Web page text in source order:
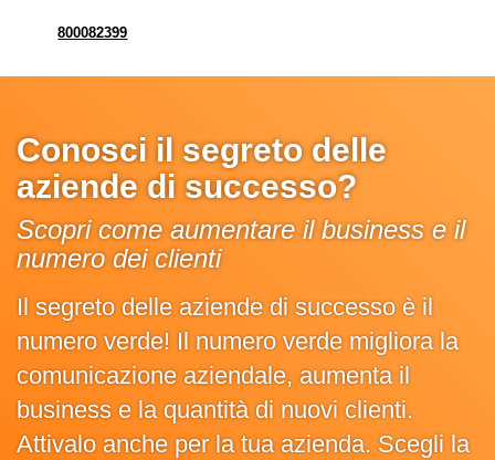
800082399
Conosci il segreto delle
aziende di successo?
Scopri come aumentare il business e il
numero dei clienti
Il segreto delle aziende di successo è il
numero verde! Il numero verde migliora la
comunicazione aziendale, aumenta il
business e la quantità di nuovi clienti.
Attivalo anche per la tua azienda. Scegli la